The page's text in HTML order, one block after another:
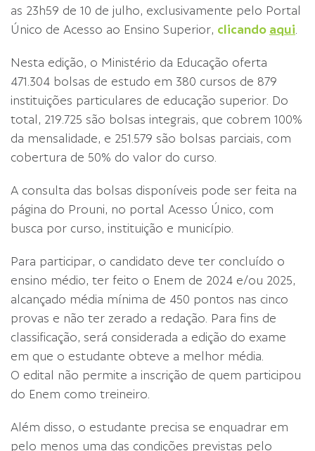
as 23h59 de 10 de julho, exclusivamente pelo Portal
Único de Acesso ao Ensino Superior, clicando aqui.
Nesta edição, o Ministério da Educação oferta
471.304 bolsas de estudo em 380 cursos de 879
instituições particulares de educação superior. Do
total, 219.725 são bolsas integrais, que cobrem 100%
da mensalidade, e 251.579 são bolsas parciais, com
cobertura de 50% do valor do curso.
A consulta das bolsas disponíveis pode ser feita na
página do Prouni, no portal Acesso Único, com
busca por curso, instituição e município.
Para participar, o candidato deve ter concluído o
ensino médio, ter feito o Enem de 2024 e/ou 2025,
alcançado média mínima de 450 pontos nas cinco
provas e não ter zerado a redação. Para fins de
classificação, será considerada a edição do exame
em que o estudante obteve a melhor média.
O edital não permite a inscrição de quem participou
do Enem como treineiro.
Além disso, o estudante precisa se enquadrar em
pelo menos uma das condições previstas pelo